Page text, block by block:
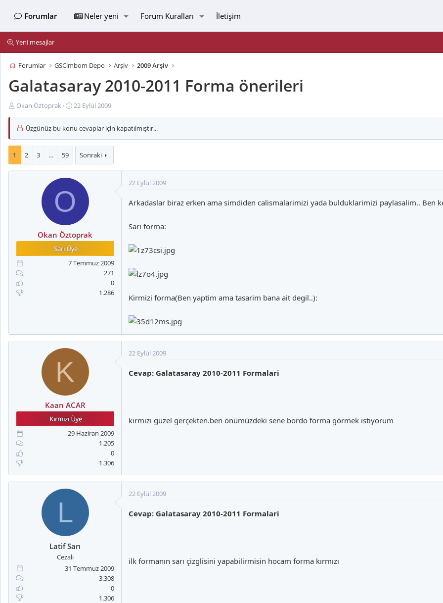
Forumlar Neler yeni Forum Kuralları İletişim
Yeni mesajlar
Forumlar GSCimbom Depo Arşiv 2009 Arşiv
Galatasaray 2010-2011 Forma önerileri
K
n
y
B
Okan Öztoprak
B
a
g
t
a
i
h
i
22 Eylül 2009
Üzgünüz bu konu cevaplar için kapatılmıştır...
1 2 3 … 59 Sonraki
O
Okan Öztoprak
7 Temmuz 2009
271
0
1.286
22 Eylül 2009
Arkadaslar biraz erken ama simdiden calismalarimizi yada bulduklarimizi paylasalim.. Ben
Sari forma:
Kirmizi forma(Ben yaptim ama tasarim bana ait degil..):
K
Kaan ACAR
29 Haziran 2009
1.205
0
1.306
22 Eylül 2009
Cevap: Galatasaray 2010-2011 Formalari
kırmızı güzel gerçekten.ben önümüzdeki sene bordo forma görmek istiyorum
L
Latif Sarı
Cezalı
31 Temmuz 2009
3.308
0
1.306
22 Eylül 2009
Cevap: Galatasaray 2010-2011 Formalari
ilk formanın sarı çizglisini yapabilirmisin hocam forma kırmızı